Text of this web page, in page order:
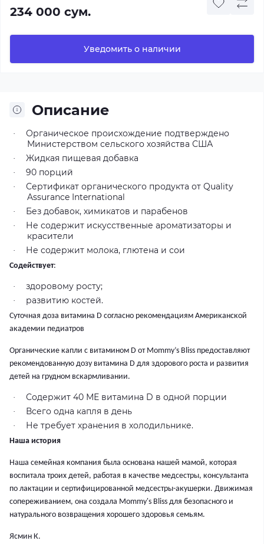
234 000 сум.
Уведомить о наличии
Описание
·
Органическое происхождение подтверждено
Министерством сельского хозяйства США
· Жидкая пищевая добавка
· 90 порций
·
Сертификат органического продукта от Quality
Assurance International
· Без добавок, химикатов и парабенов
·
Не содержит искусственные ароматизаторы и
красители
· Не содержит молока, глютена и сои
Содействует:
· здоровому росту;
· развитию костей.
Суточная доза витамина D согласно рекомендациям Американской
академии педиатров
Органические капли с витамином D от Mommy’s Bliss предоставляют
рекомендованную дозу витамина D для здорового роста и развития
детей на грудном вскармливании.
· Содержит 40 МЕ витамина D в одной порции
· Всего одна капля в день
· Не требует хранения в холодильнике.
Наша история
Наша семейная компания была основана нашей мамой, которая
воспитала троих детей, работая в качестве медсестры, консультанта
по лактации и сертифицированной медсестры-акушерки. Движимая
сопереживанием, она создала Mommy's Bliss для безопасного и
натурального возвращения хорошего здоровья семьям.
Ясмин К.